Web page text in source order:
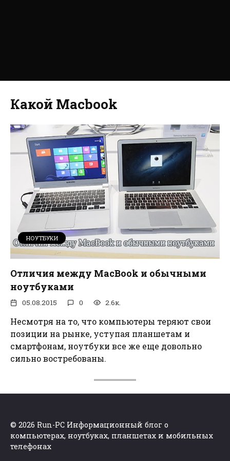
Какой Macbook
НОУТБУКИ
Отличия между MacBook и обычными
ноутбуками
05.08.2015 0 2.6к.
Несмотря на то, что компьютеры теряют свои
позиции на рынке, уступая планшетам и
смартфонам, ноутбуки все же еще довольно
сильно востребованы.
© 2026 Run-PC Информационный блог о
компьютерах, ноутбуках, планшетах и мобильных
телефонах